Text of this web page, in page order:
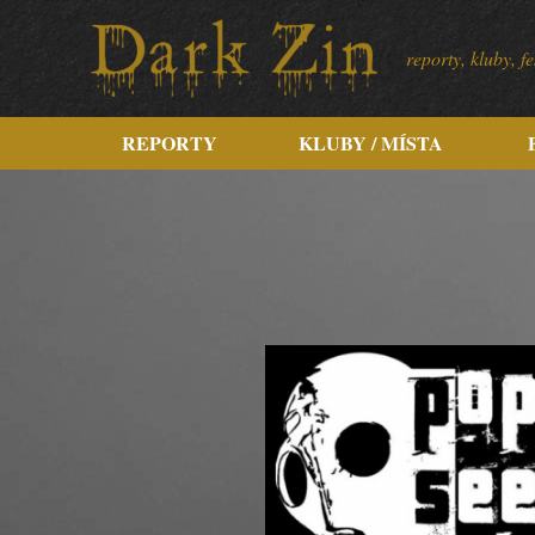
reporty, kluby,
REPORTY KLUBY / MÍSTA